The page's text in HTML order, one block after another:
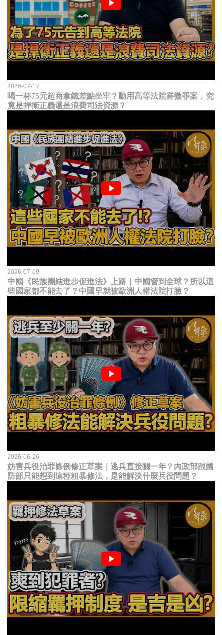
2026-07-17
喝一杯75元超商拿鐵差點坐牢？動用高等法院審微罪案，究
竟是捍衛正義還是浪費司法資源？
2026-07-09
中國《民族團結進步促進法》上路｜中國管到全球？所以這
些國家都不能去了？中國早就被歐洲人權法院打臉？
2026-06-26
妨害兵役治罪條例修正草案｜逃兵直接關一年？內政部跟國
防部只能想到這種粗暴修法，是能解決什麼兵役問題？